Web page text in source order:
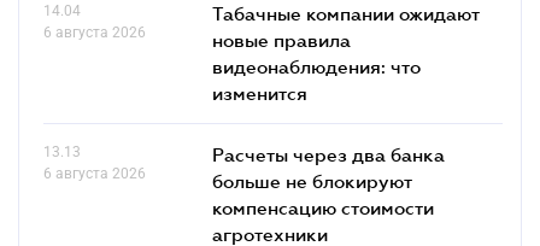
14.04
6 августа 2026
Табачные компании ожидают
новые правила
видеонаблюдения: что
изменится
13.13
6 августа 2026
Расчеты через два банка
больше не блокируют
компенсацию стоимости
агротехники